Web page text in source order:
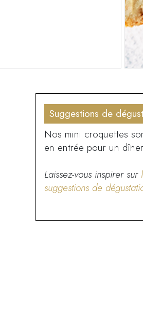
Suggestions de
Nos mini croquettes
en entrée pour un
Laissez-vous inspirer sur
suggestions de